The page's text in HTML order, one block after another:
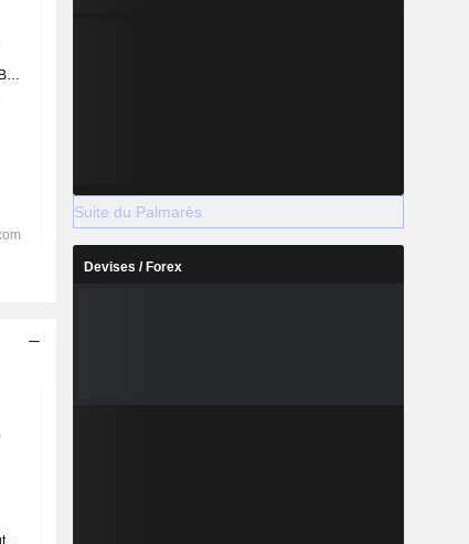
Suite du Palmarès
Devises / Forex